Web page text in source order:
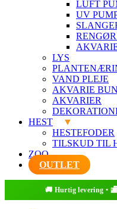
LUFT
UV
LYS
VAND PLEJE
AKVARIE
AKVARIER
HEST
HESTEFODER
TILSKUD TIL
ZOO
OUTLET